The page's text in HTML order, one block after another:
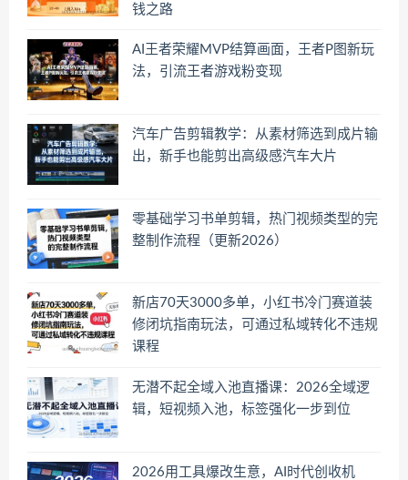
钱之路
AI王者荣耀MVP结算画面，王者P图新玩
法，引流王者游戏粉变现
汽车广告剪辑教学：从素材筛选到成片输
出，新手也能剪出高级感汽车大片
零基础学习书单剪辑，热门视频类型的完
整制作流程（更新2026）
新店70天3000多单，小红书冷门赛道装
修闭坑指南玩法，可通过私域转化不违规
课程
无潜不起全域入池直播课：2026全域逻
辑，短视频入池，标签强化一步到位
2026用工具爆改生意，AI时代创收机